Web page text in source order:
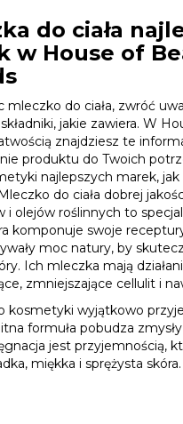
do ciała
w House of
mleczko do ciała, zwróć
składniki, jakie zawiera. W
znajdziesz te
produktu do Twoich
najlepszych marek,
do ciała dobrej
i olejów roślinnych to
komponuje swoje
moc natury, by
Ich mleczka mają
zmniejszające cellulit i
kosmetyki wyjątkowo
formuła pobudza
jest przyjemnością,
miękka i sprężysta skóra.